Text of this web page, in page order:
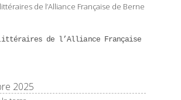
de l’Alliance Française
2025